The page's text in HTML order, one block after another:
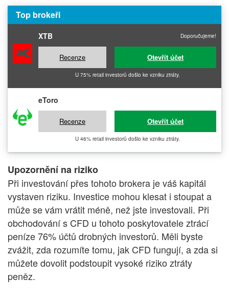
Top brokeři
XTB Doporučujeme!
Recenze Otevřít účet
U 75% retail investorů došlo ke vzniku ztráty.
eToro
Recenze Otevřít účet
U 46% retail investorů došlo ke vzniku ztráty.
Upozornění na riziko
Při investování přes tohoto brokera je váš kapitál
vystaven riziku. Investice mohou klesat i stoupat a
může se vám vrátit méně, než jste investovali. Při
obchodování s CFD u tohoto poskytovatele ztrácí
peníze 76% účtů drobných investorů. Měli byste
zvážit, zda rozumíte tomu, jak CFD fungují, a zda si
můžete dovolit podstoupit vysoké riziko ztráty
peněz.